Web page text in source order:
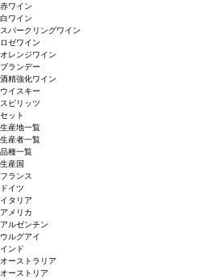
赤ワイン
白ワイン
スパークリングワイン
ロゼワイン
オレンジワイン
ブランデー
酒精強化ワイン
ウイスキー
スピリッツ
セット
生産地一覧
生産者一覧
品種一覧
生産国
フランス
ドイツ
イタリア
アメリカ
アルゼンチン
ウルグアイ
インド
オーストラリア
オーストリア